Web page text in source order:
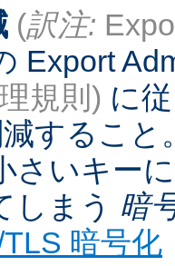
(訳注:
Export
規則) に
すること
さいキー
しまう 暗
暗号化